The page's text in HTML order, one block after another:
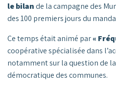
le bilande la campagne des
des 100 premiers jours du
Ce temps était animé par«
coopérative spécialisée dans
notamment sur la question de
démocratique des communes.